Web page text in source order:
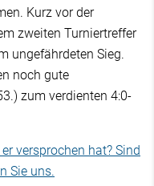
Kurz vor der
zweiten Turniertreffer
ungefährdeten Sieg.
noch gute
zum verdienten 4:0-
versprochen hat? Sind
Sie uns.